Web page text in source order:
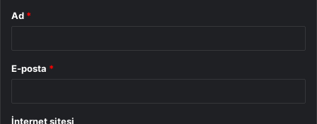
Ad *
E-posta *
İnternet sitesi